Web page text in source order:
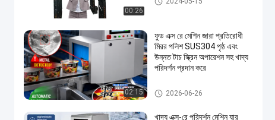
00:26
02:15
ফুড এক্স রে মেশিন জারা প্রতিরোধী
মিরর পলিশ SUS304 পৃষ্ঠ এবং
উন্নত টাচ স্ক্রিন অপারেশন সহ খাদ্য
পরিদর্শন প্রদান করে
ফুড এক্স-রে মেশিন
2026-06-26
খাদ্য এক্স-রে পরিদর্শন মেশিন যার